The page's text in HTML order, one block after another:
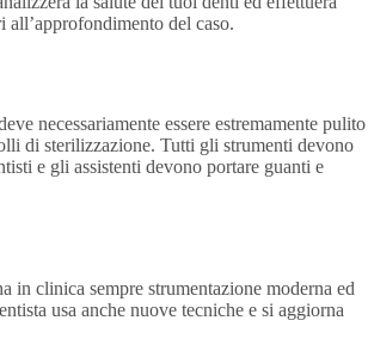
all’approfondimento del caso.
necessariamente essere estremamente pulito
di sterilizzazione. Tutti gli strumenti devono
e gli assistenti devono portare guanti e
in clinica sempre strumentazione moderna ed
usa anche nuove tecniche e si aggiorna